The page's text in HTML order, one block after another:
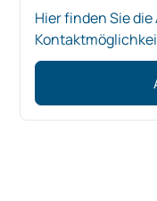
Hier finden Sie